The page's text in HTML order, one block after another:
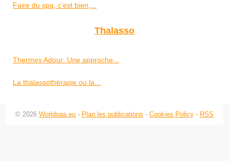
Faire du spa, c’est bien,...
Thalasso
Thermes Adour: Une approche...
La thalassothérapie ou la...
© 2026 Worldspa.eu - Plan les publications - Cookies Policy - RSS